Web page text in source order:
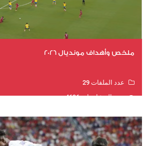
ملخص وأهداف مونديال 2026
عدد الملفات 29
عدد المشاهدات 4696